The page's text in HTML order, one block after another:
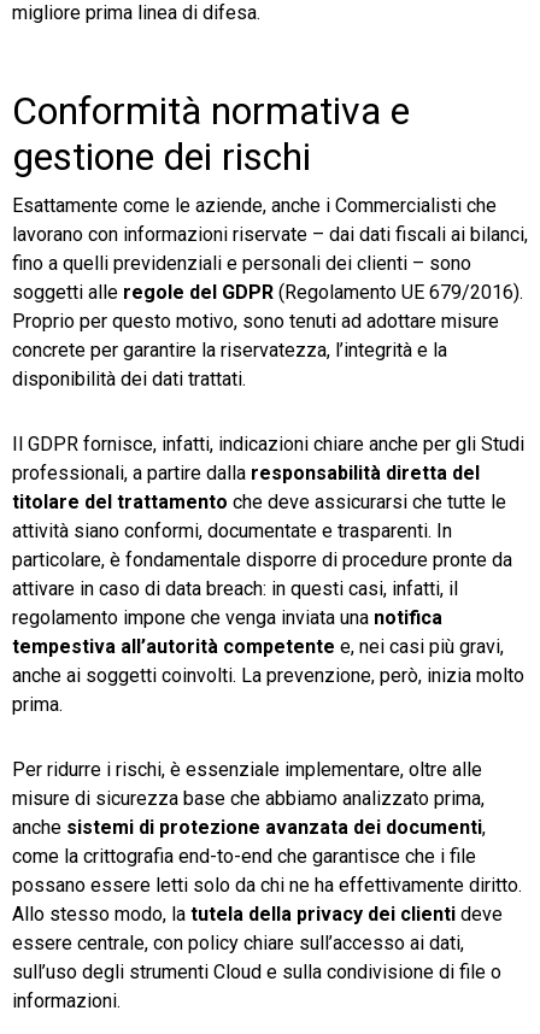
migliore prima linea di difesa.
Conformità normativa e
gestione dei rischi
Esattamente come le aziende, anche i Commercialisti che
lavorano con informazioni riservate – dai dati fiscali ai bilanci,
fino a quelli previdenziali e personali dei clienti – sono
soggetti alle regole del GDPR (Regolamento UE 679/2016).
Proprio per questo motivo, sono tenuti ad adottare misure
concrete per garantire la riservatezza, l’integrità e la
disponibilità dei dati trattati.
Il GDPR fornisce, infatti, indicazioni chiare anche per gli Studi
professionali, a partire dalla responsabilità diretta del
titolare del trattamento che deve assicurarsi che tutte le
attività siano conformi, documentate e trasparenti. In
particolare, è fondamentale disporre di procedure pronte da
attivare in caso di data breach: in questi casi, infatti, il
regolamento impone che venga inviata una notifica
tempestiva all’autorità competente e, nei casi più gravi,
anche ai soggetti coinvolti. La prevenzione, però, inizia molto
prima.
Per ridurre i rischi, è essenziale implementare, oltre alle
misure di sicurezza base che abbiamo analizzato prima,
anche sistemi di protezione avanzata dei documenti,
come la crittografia end-to-end che garantisce che i file
possano essere letti solo da chi ne ha effettivamente diritto.
Allo stesso modo, la tutela della privacy dei clienti deve
essere centrale, con policy chiare sull’accesso ai dati,
sull’uso degli strumenti Cloud e sulla condivisione di file o
informazioni.